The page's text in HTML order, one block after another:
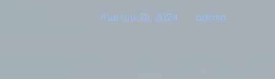
กันยายน 28, 2024 admin